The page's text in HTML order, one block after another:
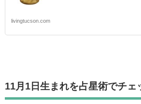
livingtucson.com
11月1日生まれを占星術でチェ